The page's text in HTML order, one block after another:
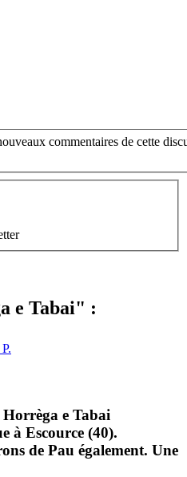
commentaires de cette
e Tabai" :
Horrèga e Tabai
à Escource (40).
de Pau également. Une